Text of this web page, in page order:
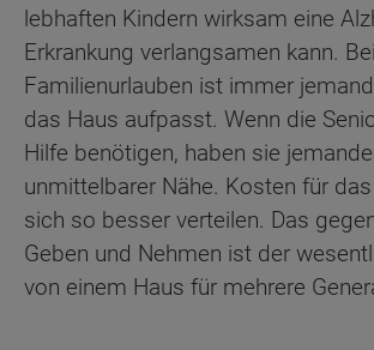
lebhaften Kindern wirksam eine
Erkrankung verlangsamen kann. Bei
Familienurlauben ist immer
das Haus aufpasst. Wenn die
Hilfe benötigen, haben sie
unmittelbarer Nähe. Kosten für
sich so besser verteilen. Das
Geben und Nehmen ist der
von einem Haus für mehrere